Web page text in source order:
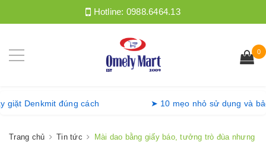
Hotline: 0988.6464.13
0
máy giặt Denkmit đúng cách ➤ 10 mẹo nhỏ sử
Trang chủ Tin tức
Mài dao bằng giấy báo, tưởng trò đùa nhưng